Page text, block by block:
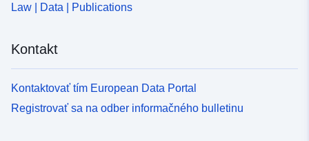
Law | Data | Publications
Kontakt
Kontaktovať tím European Data Portal
Registrovať sa na odber informačného bulletinu